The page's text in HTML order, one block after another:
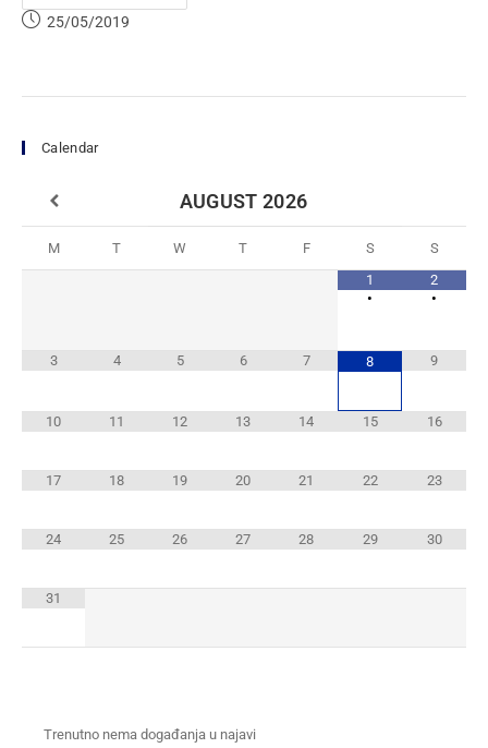
25/05/2019
Calendar
AUGUST 2026
M T W T F S
S
1
•
2
•
3 4 5 6 7 8 9
10 11 12 13 14 15 16
17 18 19 20 21 22 23
24 25 26 27 28 29 30
31
Trenutno nema događanja u najavi